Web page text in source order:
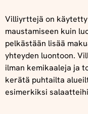
Villiyrttejä on
maustamiseen kuin
pelkästään lisää
yhteyden luontoon.
ilman kemikaaleja ja
kerätä puhtailta
esimerkiksi